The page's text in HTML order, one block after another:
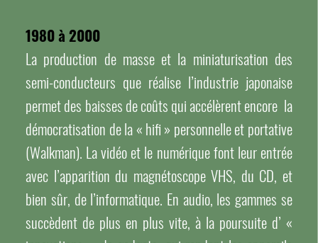
1980 à 2000
La production de masse et la miniaturisation des
semi-conducteurs que réalise l’industrie japonaise
permet des baisses de coûts qui accélèrent encore la
démocratisation de la « hifi » personnelle et portative
(Walkman). La vidéo et le numérique font leur entrée
avec l’apparition du magnétoscope VHS, du CD, et
bien sûr, de l’informatique. En audio, les gammes se
succèdent de plus en plus vite, à la poursuite d’ «